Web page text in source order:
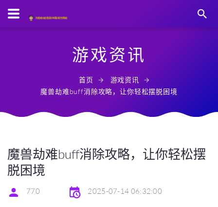
游戏资讯
首页
游戏资讯
魔兽劫难buff消除攻略，让你轻松摆脱困境
魔兽劫难buff消除攻略，让你轻松摆
脱困境
770 2025-07-14 06:32:00